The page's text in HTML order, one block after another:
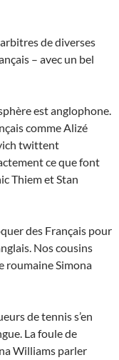
de diverses
– avec un bel
est anglophone.
comme Alizé
twittent
ce que font
Thiem et Stan
des Français pour
Nos cousins
roumaine Simona
de tennis s’en
La foule de
Williams parler